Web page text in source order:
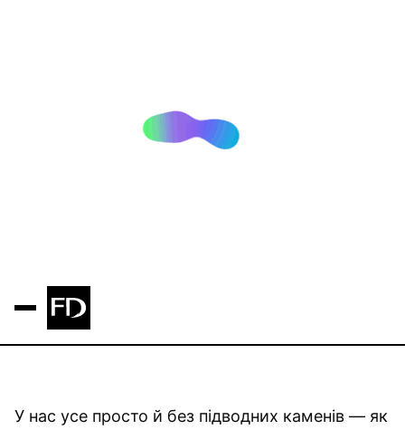
У нас усе просто й без підводних каменів — як